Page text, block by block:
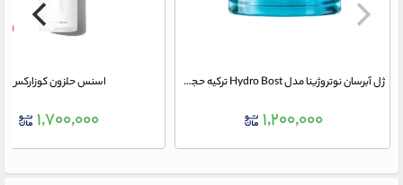
ژل آبرسان نوتروژینا مدل Hydro Bost ترکیه حجم 50 میلی لیتر
۱,۲۰۰,۰۰۰
اسنس حلزون کوزارکس
۱,۷۰۰,۰۰۰